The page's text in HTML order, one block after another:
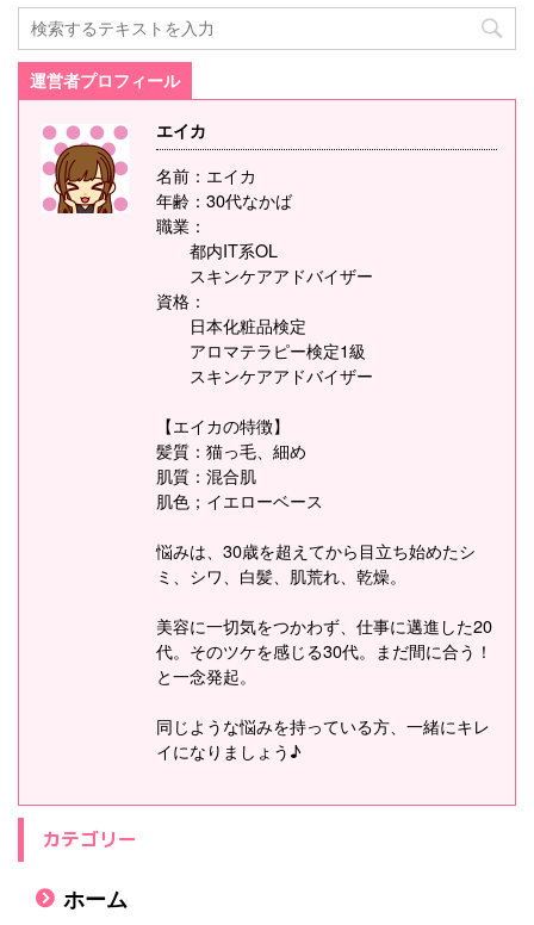
運営者プロフィール
エイカ
名前：エイカ
年齢：30代なかば
職業：
都内IT系OL
スキンケアアドバイザー
資格：
日本化粧品検定
アロマテラピー検定1級
スキンケアアドバイザー
【エイカの特徴】
髪質：猫っ毛、細め
肌質：混合肌
肌色；イエローベース
悩みは、30歳を超えてから目立ち始めたシ
ミ、シワ、白髪、肌荒れ、乾燥。
美容に一切気をつかわず、仕事に邁進した20
代。そのツケを感じる30代。まだ間に合う！
と一念発起。
同じような悩みを持っている方、一緒にキレ
イになりましょう♪
カテゴリー
ホーム